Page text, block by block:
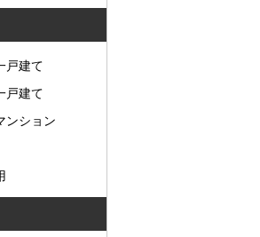
戸建て
戸建て
ンション